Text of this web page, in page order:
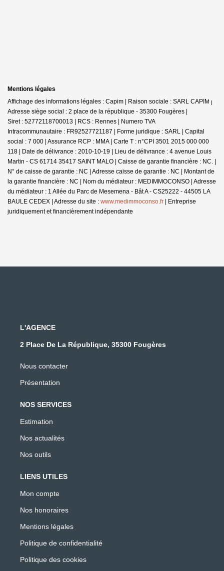
Mentions légales
Affichage des informations légales : Capim | Raison sociale : SARL CAPIM |
Adresse siège social : 2 place de la république - 35300 Fougères |
Siret : 52772118700013 | RCS : Rennes | Numero TVA
Intracommunautaire : FR92527721187 | Forme juridique : SARL | Capital
social : 7 000 | Assurance RCP : MMA | Carte T : n°CPI 3501 2015 000 000
118 | Date de délivrance : 2010-10-19 | Lieu de délivrance : 4 avenue Louis
Martin - CS 61714 35417 SAINT MALO | Caisse de garantie financière : NC. |
N° de caisse de garantie : NC | Adresse caisse de garantie : NC | Montant de
la garantie financière : NC | Nom du médiateur : MEDIMMOCONSO | Adresse
du médiateur : 1 Allée du Parc de Mesemena - Bât A - CS25222 - 44505 LA
BAULE CEDEX | Adresse du site : www.medimmoconso.fr | Entreprise
juridiquement et financièrement indépendante
L'AGENCE
2 Place De La République, 35300 Fougères
Nous contacter
Présentation
NOS SERVICES
Estimation
Nos actualités
Nos outils
LIENS UTILES
Mon compte
Nos honoraires
Mentions légales
Politique de confidentialité
Politique des cookies